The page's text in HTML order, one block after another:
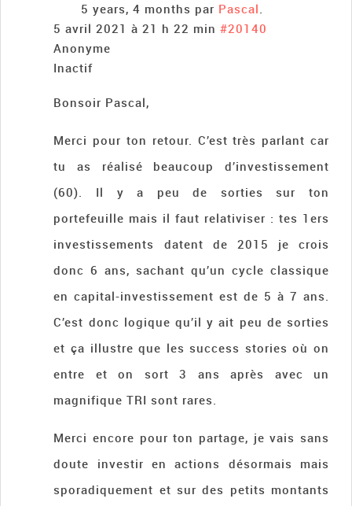
5 years, 4 months par Pascal.
5 avril 2021 à 21 h 22 min #20140
Anonyme
Inactif
Bonsoir Pascal,
Merci pour ton retour. C’est très parlant car
tu as réalisé beaucoup d’investissement
(60). Il y a peu de sorties sur ton
portefeuille mais il faut relativiser : tes 1ers
investissements datent de 2015 je crois
donc 6 ans, sachant qu’un cycle classique
en capital-investissement est de 5 à 7 ans.
C’est donc logique qu’il y ait peu de sorties
et ça illustre que les success stories où on
entre et on sort 3 ans après avec un
magnifique TRI sont rares.
Merci encore pour ton partage, je vais sans
doute investir en actions désormais mais
sporadiquement et sur des petits montants